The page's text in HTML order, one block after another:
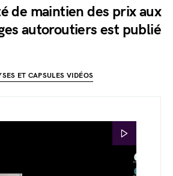
de maintien des prix aux
autoroutiers est publié
ET CAPSULES VIDÉOS